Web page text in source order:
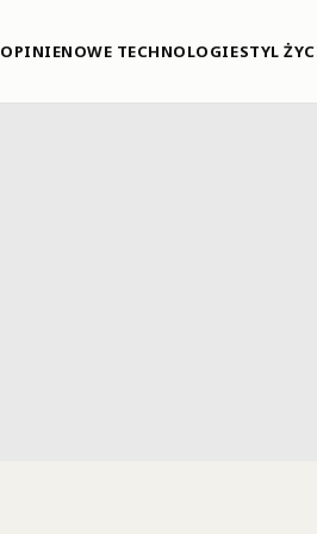
OPINIENOWE TECHNOLOGIESTYL